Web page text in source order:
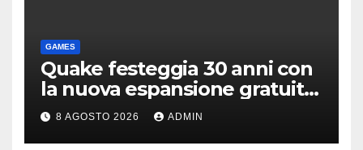
GAMES
Quake festeggia 30 anni con
la nuova espansione gratuita
Dawn of The Machine
8 AGOSTO 2026 ADMIN